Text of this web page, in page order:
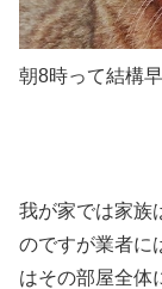
朝8時って結構
我が家では家族
のですが業者に
はその部屋全体